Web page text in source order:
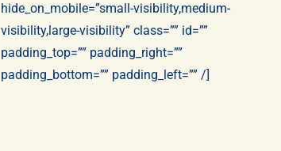
hide_on_mobile=”small-visibility,medium-
visibility,large-visibility” class=”” id=””
padding_top=”” padding_right=””
padding_bottom=”” padding_left=”” /]